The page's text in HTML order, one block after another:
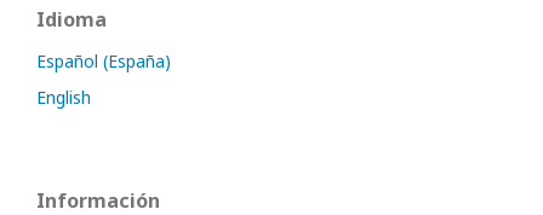
Idioma
Español (España)
English
Información